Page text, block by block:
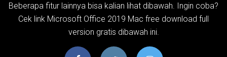
Beberapa fitur lainnya bisa kalian lihat dibawah. Ingin coba?
Cek link Microsoft Office 2019 Mac free download full
version gratis dibawah ini.